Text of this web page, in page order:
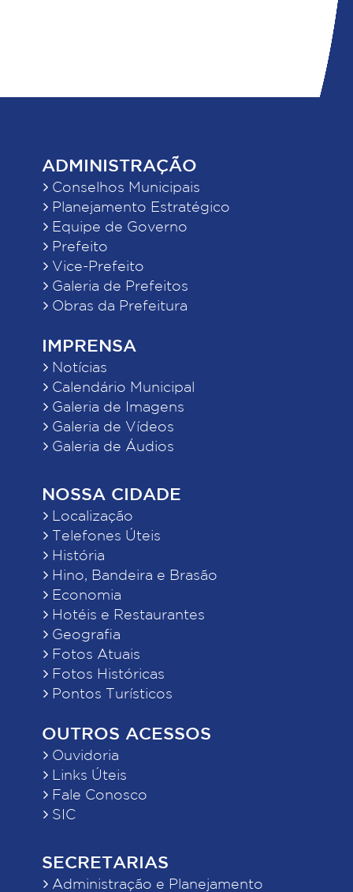
ADMINISTRAÇÃO
Conselhos Municipais
Planejamento Estratégico
Equipe de Governo
Prefeito
Vice-Prefeito
Galeria de Prefeitos
Obras da Prefeitura
IMPRENSA
Notícias
Calendário Municipal
Galeria de Imagens
Galeria de Vídeos
Galeria de Áudios
NOSSA CIDADE
Localização
Telefones Úteis
História
Hino, Bandeira e Brasão
Economia
Hotéis e Restaurantes
Geografia
Fotos Atuais
Fotos Históricas
Pontos Turísticos
OUTROS ACESSOS
Ouvidoria
Links Úteis
Fale Conosco
SIC
SECRETARIAS
Administração e Planejamento